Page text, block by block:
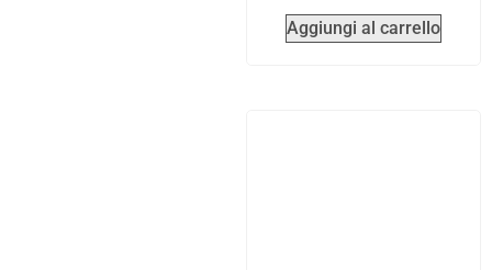
Aggiungi al carrello